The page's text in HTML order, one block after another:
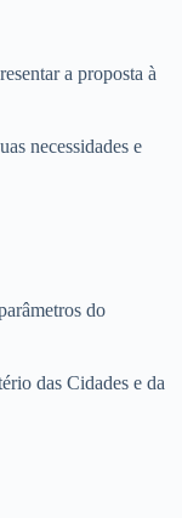
a proposta à
necessidades e
do
das Cidades e da